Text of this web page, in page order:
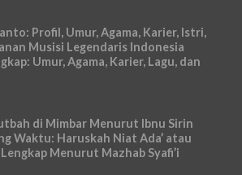
Profil, Umur, Agama, Karier, Istri,
Musisi Legendaris Indonesia
Umur, Agama, Karier, Lagu, dan
di Mimbar Menurut Ibnu Sirin
Waktu: Haruskah Niat Ada’ atau
Menurut Mazhab Syafi’i